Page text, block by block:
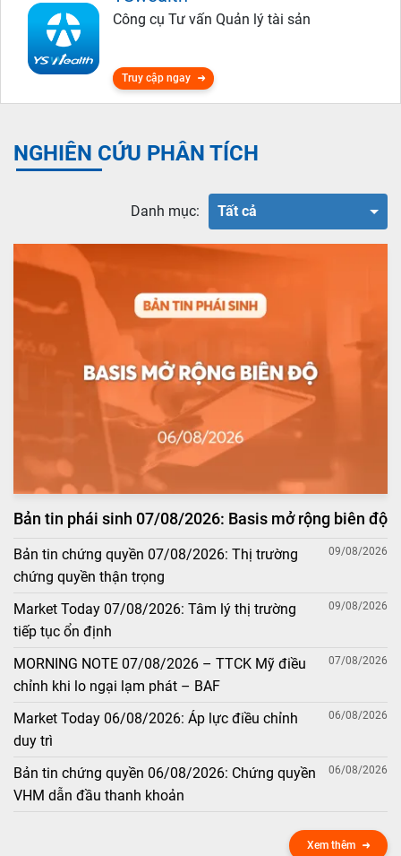
Công cụ Tư vấn Quản lý tài sản
Truy cập ngay
NGHIÊN CỨU PHÂN TÍCH
Danh mục: Tất cả
Bản tin phái sinh 07/08/2026: Basis mở rộng biên độ
Bản tin chứng quyền 07/08/2026: Thị trường
chứng quyền thận trọng
09/08/2026
Market Today 07/08/2026: Tâm lý thị trường
tiếp tục ổn định
09/08/2026
MORNING NOTE 07/08/2026 – TTCK Mỹ điều
chỉnh khi lo ngại lạm phát – BAF
07/08/2026
Market Today 06/08/2026: Áp lực điều chỉnh
duy trì
06/08/2026
Bản tin chứng quyền 06/08/2026: Chứng quyền
VHM dẫn đầu thanh khoản
06/08/2026
Xem thêm